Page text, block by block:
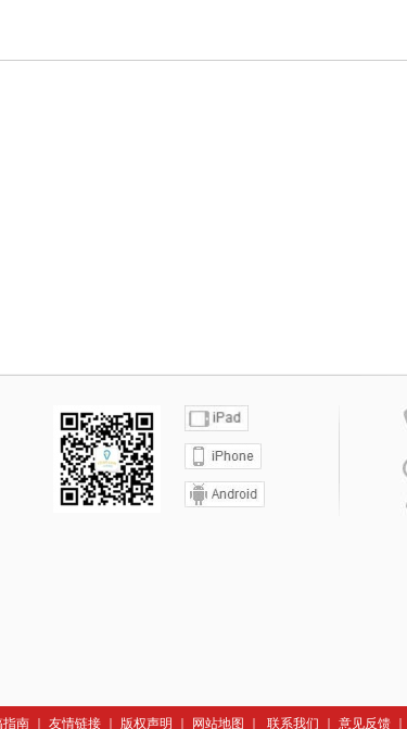
指南｜ 友情链接｜ 版权声明 网站地图 联系我们 意见反馈｜